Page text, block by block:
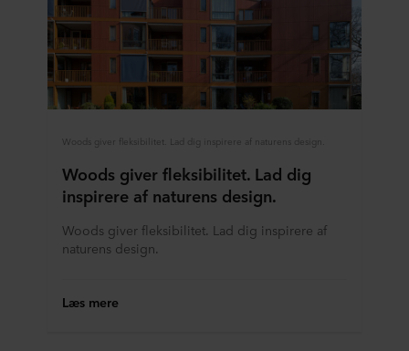
Woods giver fleksibilitet. Lad dig inspirere af naturens design.
Woods giver fleksibilitet. Lad dig
inspirere af naturens design.
Woods giver fleksibilitet. Lad dig inspirere af
naturens design.
Læs mere